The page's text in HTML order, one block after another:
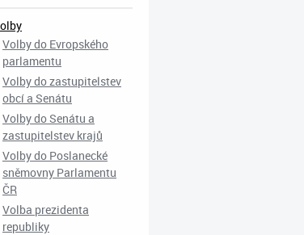
Volby do Evropského
parlamentu
Volby do zastupitelstev
obcí a Senátu
Volby do Senátu a
zastupitelstev krajů
Volby do Poslanecké
sněmovny Parlamentu
ČR
Volba prezidenta
republiky